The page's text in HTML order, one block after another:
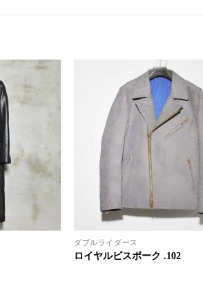
ダブルライダース
ロイヤルビスポーク .102